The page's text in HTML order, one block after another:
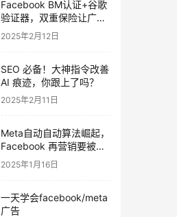
Facebook BM认证+谷歌
验证器，双重保险让广告
投手账号稳如泰山
2025年2月12日
SEO 必备！大神指令改善
AI 痕迹，你跟上了吗？
2025年2月11日
Meta自动自动算法崛起，
Facebook 再营销要被打
入冷宫？
2025年1月16日
一天学会facebook/meta
广告